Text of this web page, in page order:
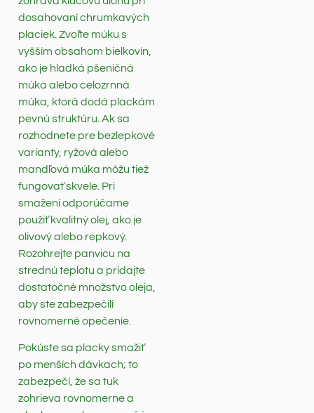
dosahovaní chrumkavých
placiek. Zvoľte múku s
vyšším obsahom bielkovín,
ako je hladká pšeničná
múka alebo celozrnná
múka, ktorá dodá plackám
pevnú struktúru. Ak sa
rozhodnete pre bezlepkové
varianty, ryžová alebo
mandľová múka môžu tiež
fungovať skvele. Pri
smažení odporúčame
použiť kvalitný olej, ako je
olivový alebo repkový.
Rozohrejte panvicu na
strednú teplotu a pridajte
dostatočné množstvo oleja,
aby ste zabezpečili
rovnomerné opečenie.
Pokúste sa placky smažiť
po menších dávkach; to
zabezpečí, že sa tuk
zohrieva rovnomerne a